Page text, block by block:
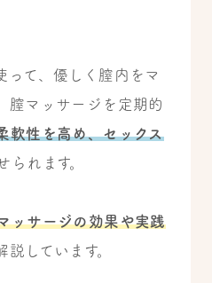
って、優しく膣内をマ
膣マッサージを定期的
軟性を高め、セックス
られます。
ッサージの効果や実践
しています。